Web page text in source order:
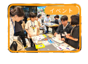
イベント